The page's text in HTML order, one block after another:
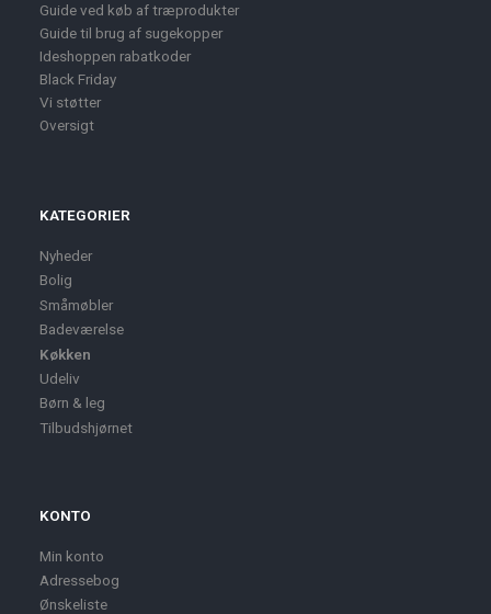
Guide ved køb af træprodukter
Guide til brug af sugekopper
Ideshoppen rabatkoder
Black Friday
Vi støtter
Oversigt
KATEGORIER
Nyheder
Bolig
Småmøbler
Badeværelse
Køkken
Udeliv
Børn & leg
Tilbudshjørnet
KONTO
Min konto
Adressebog
Ønskeliste